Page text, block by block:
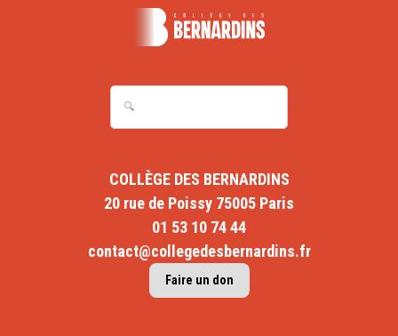
COLLÈGE DES BERNARDINS
20 rue de Poissy 75005 Paris
01 53 10 74 44
contact@collegedesbernardins.fr
Faire un don